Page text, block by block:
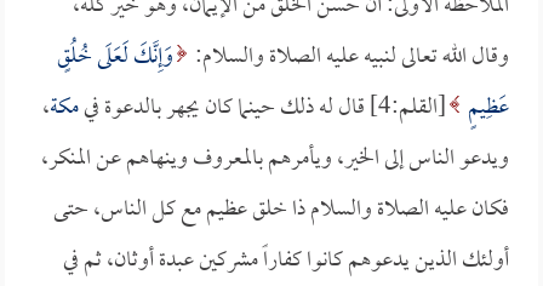
وقال الله تعالى لنبيه عليه الصلاة والسلام: وَإِنَّكَ لَعَلَى خُلُقٍ
عَظِيمٍ [القلم:4] قال له ذلك حينما كان يجهر بالدعوة في مكة،
ويدعو الناس إلى الخير، ويأمرهم بالمعروف وينهاهم عن المنكر،
فكان عليه الصلاة والسلام ذا خلق عظيم مع كل الناس، حتى
أولئك الذين يدعوهم كانوا كفاراً مشركين عبدة أوثان، ثم في